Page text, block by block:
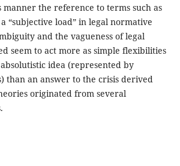
the reference to terms such as
“subjective load” in legal normative
and the vagueness of legal
seem to act more as simple flexibilities
idea (represented by
than an answer to the crisis derived
originated from several